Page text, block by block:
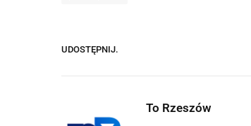
UDOSTĘPNIJ.
To Rzeszów